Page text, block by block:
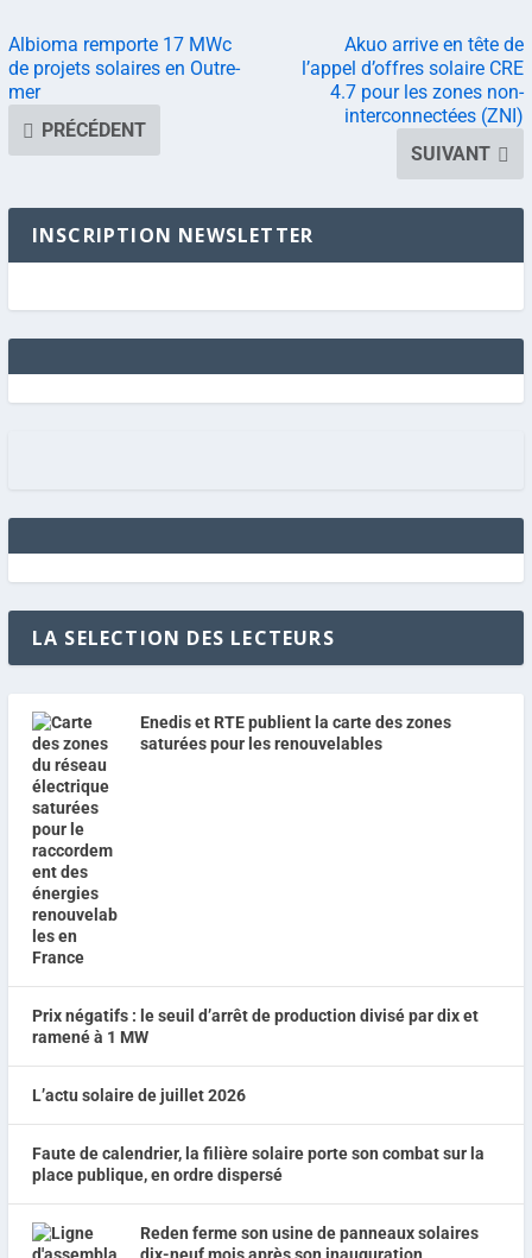
Albioma remporte 17 MWc
de projets solaires en Outre-
mer
PRÉCÉDENT
Akuo arrive en tête de
l’appel d’offres solaire CRE
4.7 pour les zones non-
interconnectées (ZNI)
SUIVANT
INSCRIPTION NEWSLETTER
LA SELECTION DES LECTEURS
Enedis et RTE publient la carte des zones
saturées pour les renouvelables
Prix négatifs : le seuil d’arrêt de production divisé par dix et
ramené à 1 MW
L’actu solaire de juillet 2026
Faute de calendrier, la filière solaire porte son combat sur la
place publique, en ordre dispersé
Reden ferme son usine de panneaux solaires